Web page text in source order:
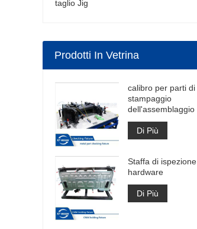
taglio Jig
Prodotti In Vetrina
calibro per parti di
stampaggio
dell'assemblaggio
Di Più
Staffa di ispezione
hardware
Di Più